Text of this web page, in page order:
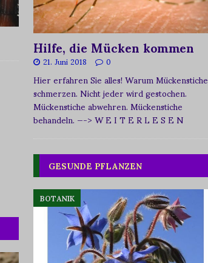
Hilfe, die Mücken kommen
21. Juni 2018 0
Hier erfahren Sie alles! Warum Mückenstiche
schmerzen. Nicht jeder wird gestochen.
Mückenstiche abwehren. Mückenstiche
behandeln.—-> W E I T E R L E S E N
GESUNDE PFLANZEN
BOTANIK